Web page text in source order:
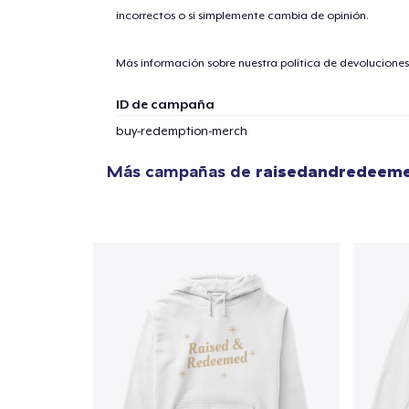
incorrectos o si simplemente cambia de opinión.
Más información sobre nuestra política de devoluciones
ID de campaña
buy-redemption-merch
Más campañas de
1